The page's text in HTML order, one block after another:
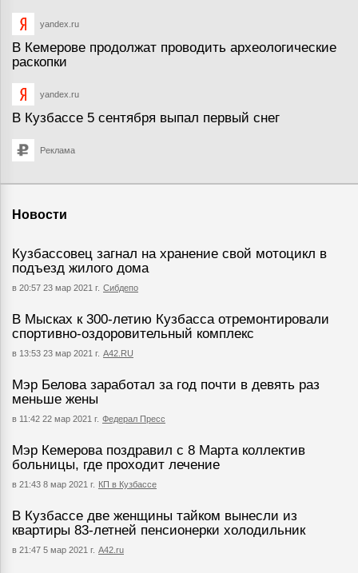
yandex.ru
В Кемерове продолжат проводить археологические
раскопки
yandex.ru
В Кузбассе 5 сентября выпал первый снег
Реклама
Новости
Кузбассовец загнал на хранение свой мотоцикл в
подъезд жилого дома
в 20:57 23 мар 2021 г. Сибдепо
В Мысках к 300-летию Кузбасса отремонтировали
спортивно-оздоровительный комплекс
в 13:53 23 мар 2021 г. А42.RU
Мэр Белова заработал за год почти в девять раз
меньше жены
в 11:42 22 мар 2021 г. Федерал Пресс
Мэр Кемерова поздравил с 8 Марта коллектив
больницы, где проходит лечение
в 21:43 8 мар 2021 г. КП в Кузбассе
В Кузбассе две женщины тайком вынесли из
квартиры 83-летней пенсионерки холодильник
в 21:47 5 мар 2021 г. А42.ru